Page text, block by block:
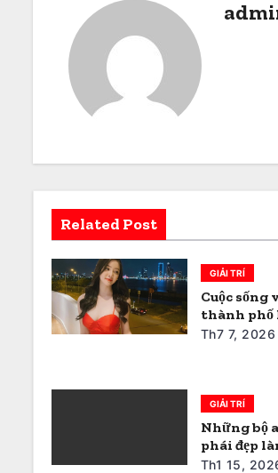
n
b
à
i
v
Related Post
GIẢI TRÍ
Cuộc sống
thành phố
Th7 7, 2026
GIẢI TRÍ
Những bộ
phái đẹp
Th1 15,